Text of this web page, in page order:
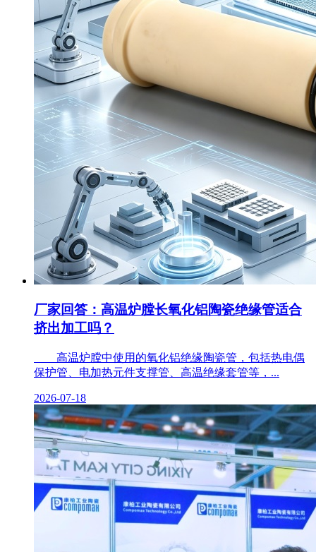
厂家回答：高温炉膛长氧化铝陶瓷绝缘管适合
挤出加工吗？
高温炉膛中使用的氧化铝绝缘陶瓷管，包括热电偶
保护管、电加热元件支撑管、高温绝缘套管等，...
2026-07-18